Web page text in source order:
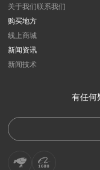
关于我们联系我们
购买地方
线上商城
新闻资讯
新闻技术
有任何